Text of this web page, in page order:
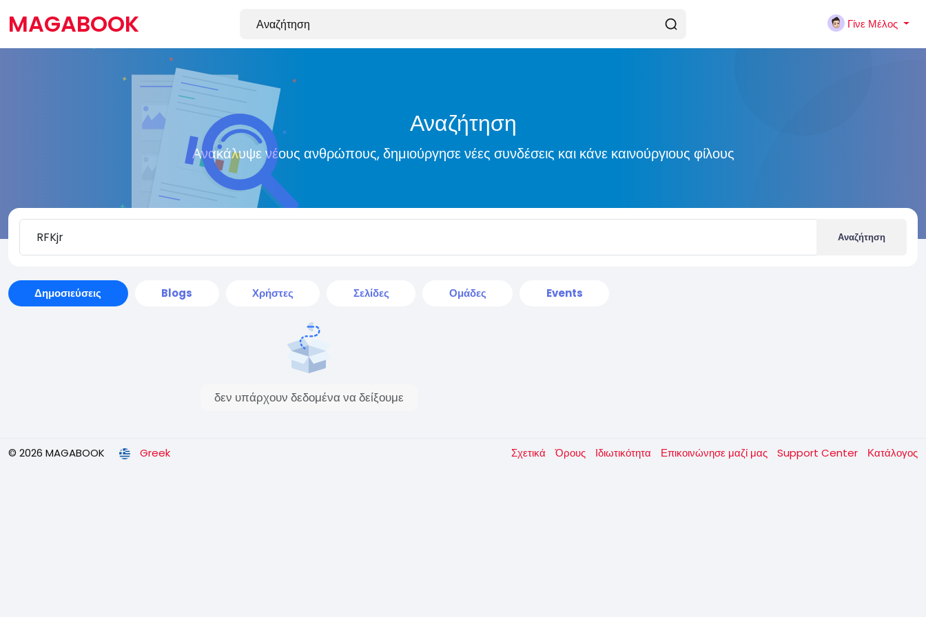
MAGABOOK Γίνε Μέλος
Αναζήτηση
Ανακάλυψε νέους ανθρώπους, δημιούργησε νέες συνδέσεις και κάνε καινούργιους φίλους
Αναζήτηση
Δημοσιεύσεις Blogs Χρήστες Σελίδες Ομάδες Events
δεν υπάρχουν δεδομένα να δείξουμε
© 2026 MAGABOOK Greek Σχετικά Όρους Ιδιωτικότητα Επικοινώνησε μαζί μας Support Center Κατάλογος